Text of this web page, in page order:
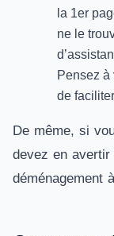
la 1er
ne le
Pensez à
de
De même, si
devez en
déménagement